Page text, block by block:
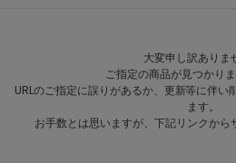
大変申し訳ありま
ご指定の商品が見つかりま
URLのご指定に誤りがあるか、更新等に伴い
ます。
お手数とは思いますが、下記リンクから